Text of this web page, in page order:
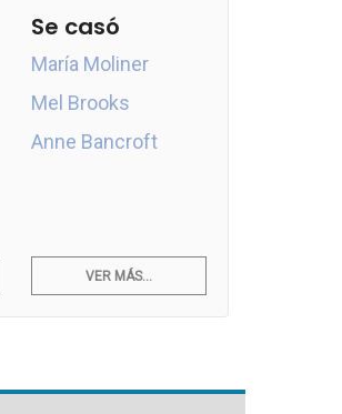
Se casó
María Moliner
Mel Brooks
Anne Bancroft
VER MÁS...